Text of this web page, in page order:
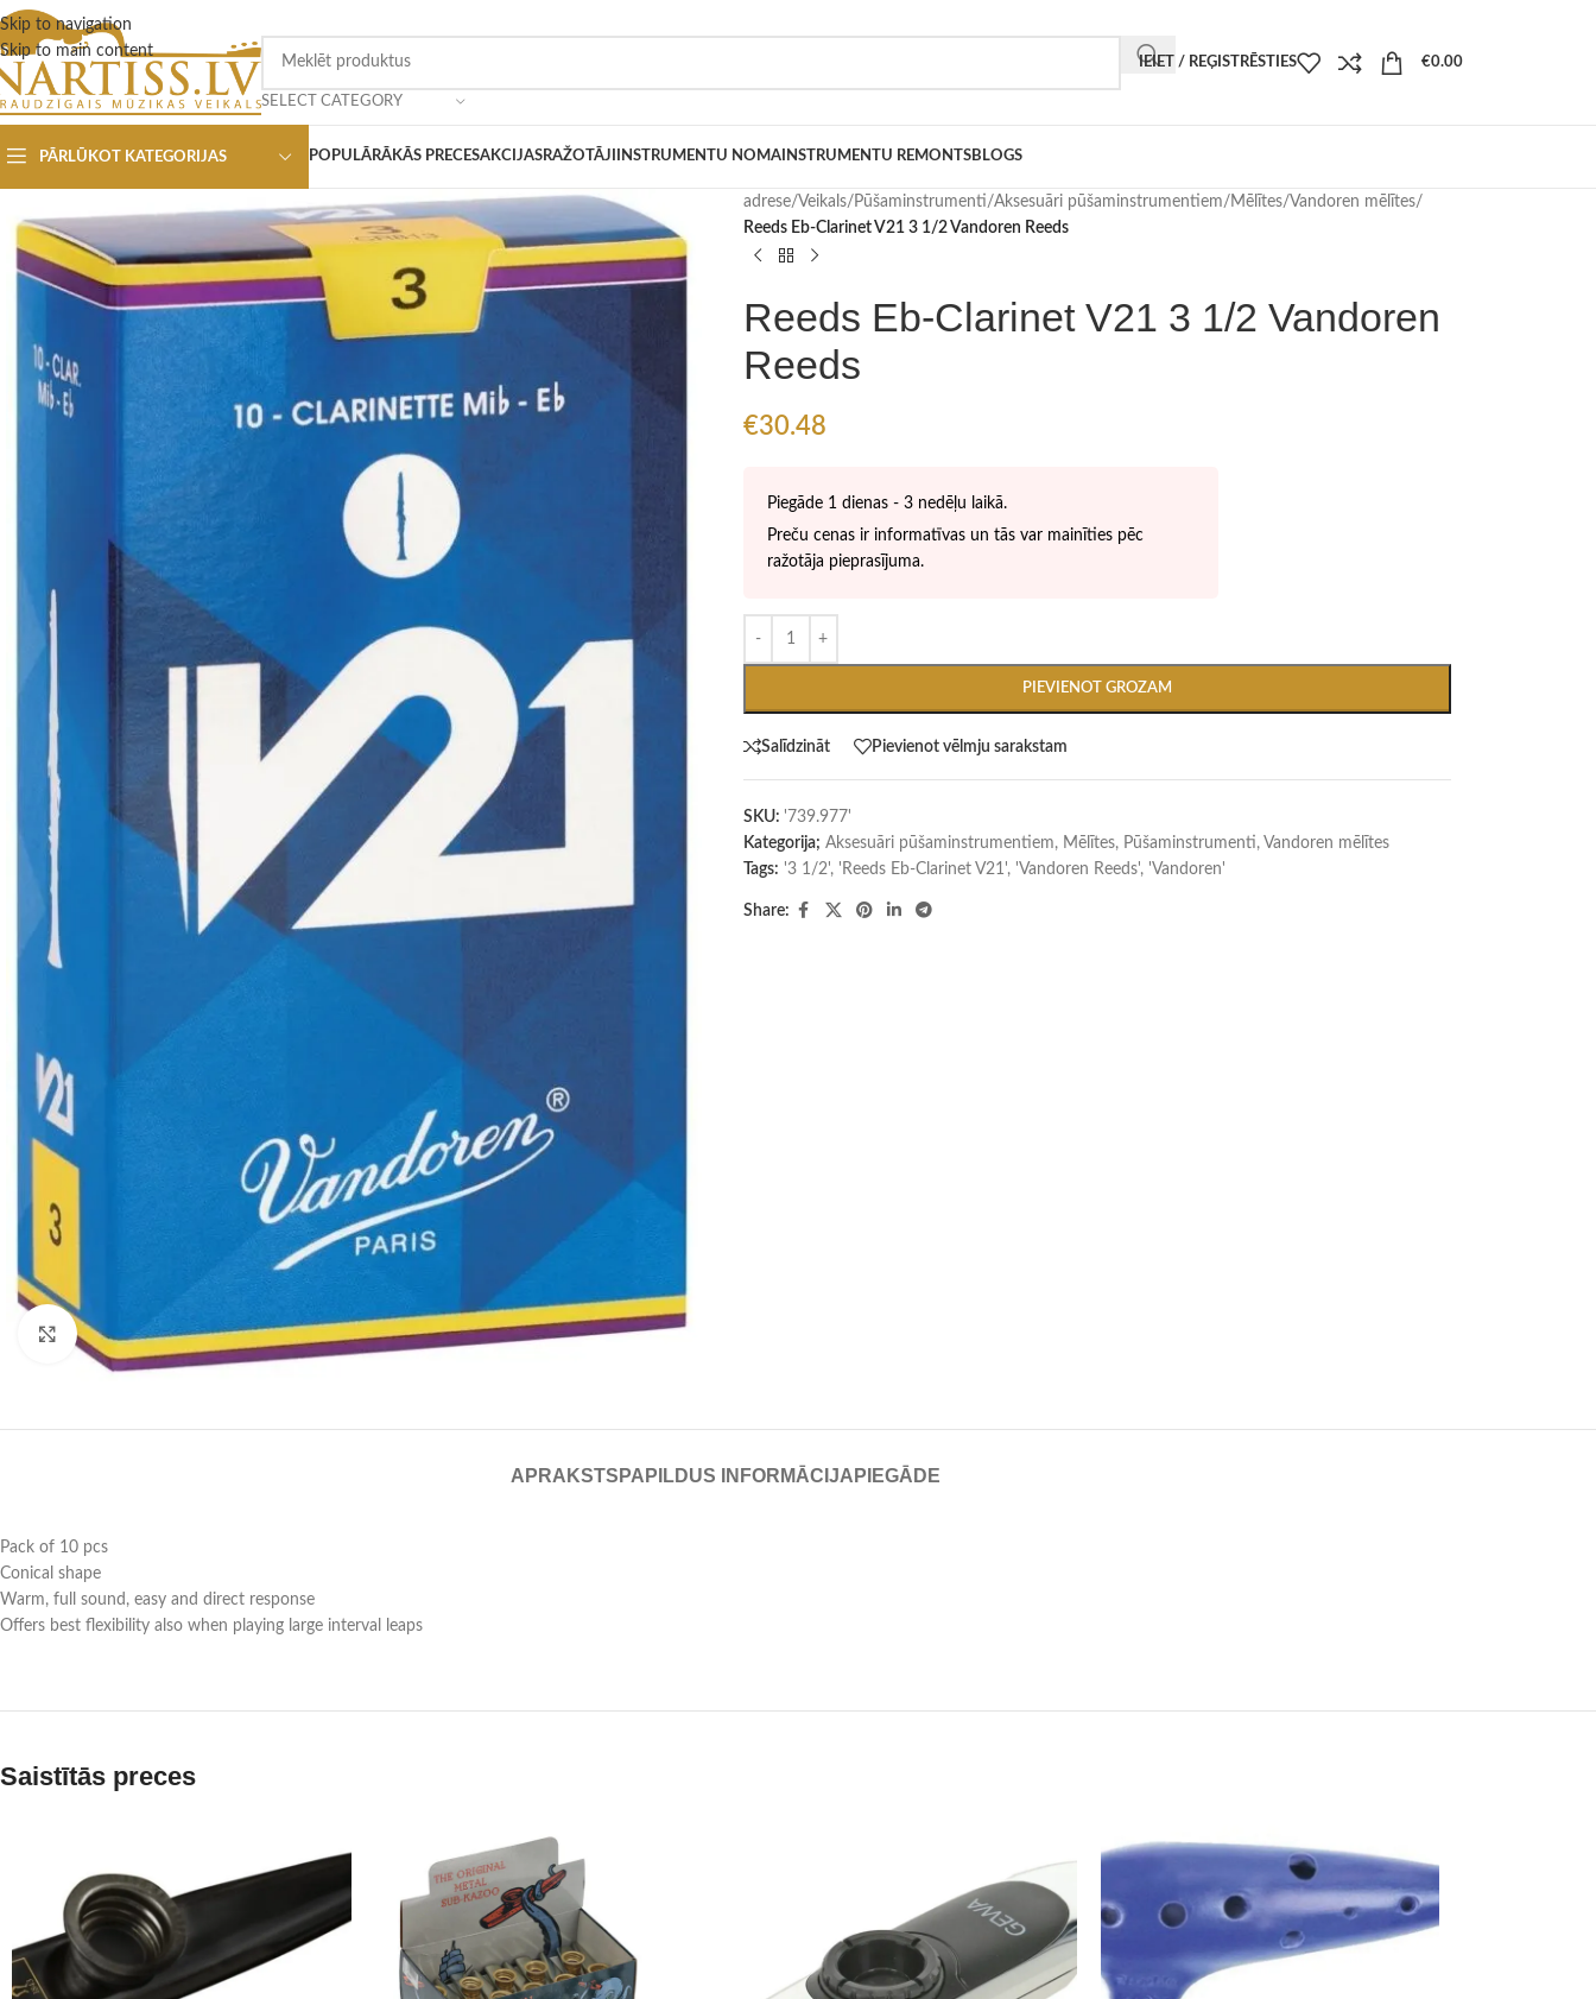
Skip to navigation
Skip to main content
SELECT CATEGORY
IEIET / REĢISTRĒSTIES €0.00
PĀRLŪKOT KATEGORIJAS POPULĀRĀKĀS PRECESAKCIJASRAŽOTĀJI INSTRUMENTU NOMA INSTRUMENTU REMONTSBLOGS
Click to enlarge
adrese/Veikals/ Pūšaminstrumenti/Aksesuāri pūšaminstrumentiem/ Mēlītes/Vandoren mēlītes/
Reeds Eb-Clarinet V21 3 1/2 Vandoren Reeds
Reeds Eb-Clarinet V21 3 1/2 Vandoren
Reeds
€30.48
Piegāde 1 dienas - 3 nedēļu laikā.
Preču cenas ir informatīvas un tās var mainīties pēc
ražotāja pieprasījuma.
PIEVIENOT GROZAM
Salīdzināt Pievienot vēlmju sarakstam
SKU: '739.977'
Kategorija; Aksesuāri pūšaminstrumentiem, Mēlītes, Pūšaminstrumenti, Vandoren mēlītes
Tags: '3 1/2', 'Reeds Eb-Clarinet V21', 'Vandoren Reeds', 'Vandoren'
Share:
APRAKSTS PAPILDUS INFORMĀCIJA PIEGĀDE
Pack of 10 pcs
Conical shape
Warm, full sound, easy and direct response
Offers best flexibility also when playing large interval leaps
Saistītās preces